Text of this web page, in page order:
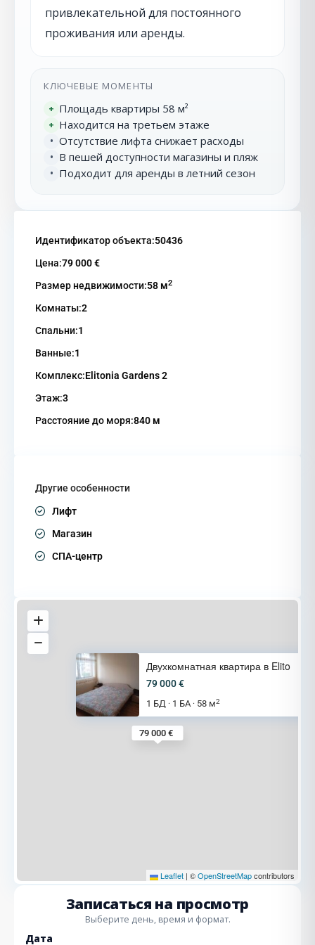
привлекательной для постоянного
проживания или аренды.
КЛЮЧЕВЫЕ МОМЕНТЫ
+ Площадь квартиры 58 м²
+ Находится на третьем этаже
• Отсутствие лифта снижает расходы
• В пешей доступности магазины и пляж
• Подходит для аренды в летний сезон
Идентификатор объекта:50436
Цена:79 000 €
Размер недвижимости:58 м2
Комнаты:2
Спальни:1
Ванные:1
Комплекс:Elitonia Gardens 2
Этаж:3
Расстояние до моря:840 м
Другие особенности
Лифт
Магазин
СПА-центр
79 000 €
Двухкомнатная квартира в Elito
79 000 €
1 БД · 1 БА · 58 м2
Leaflet | ©OpenStreetMapcontributors
Записаться на просмотр
Выберите день, время и формат.
Дата